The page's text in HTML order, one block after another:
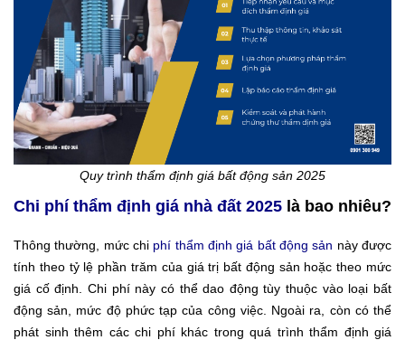
Quy trình thẩm định giá bất động sản 2025
Chi phí thẩm định giá nhà đất 2025 là bao nhiêu?
Thông thường, mức chi phí thẩm định giá bất động sản này được
tính theo tỷ lệ phần trăm của giá trị bất động sản hoặc theo mức
giá cố định. Chi phí này có thể dao động tùy thuộc vào loại bất
động sản, mức độ phức tạp của công việc. Ngoài ra, còn có thể
phát sinh thêm các chi phí khác trong quá trình thẩm định giá